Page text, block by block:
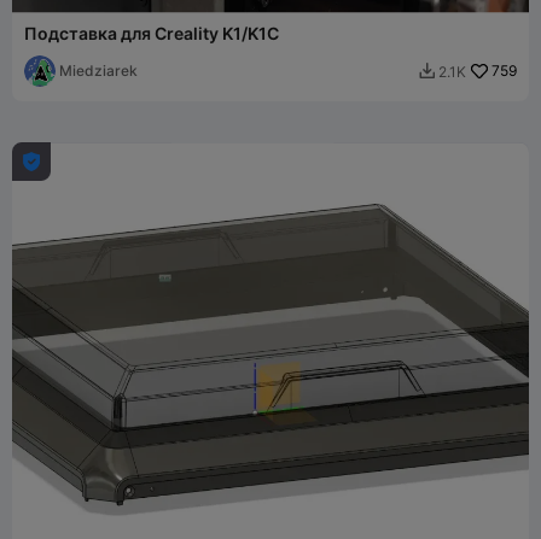
Подставка для Creality K1/K1C
Miedziarek  2.1K 759
